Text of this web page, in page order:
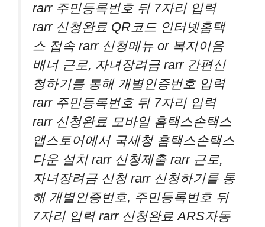
rarr 주민등록번호 뒤 7자리 입력
rarr 신청완료 QR코드 인터넷홈택
스 접속 rarr 신청메뉴 or 복지이음
배너 근로, 자녀장려금 rarr 간편신
청하기를 통해 개별인증번호 입력
rarr 주민등록번호 뒤 7자리 입력
rarr 신청완료 모바일 홈택스손택스
앱스토어에서 국세청 홈택스손택스
다운 설치 rarr 신청제출 rarr 근로,
자녀장려금 신청 rarr 신청하기를 통
해 개별인증번호, 주민등록번호 뒤
7자리 입력 rarr 신청완료 ARS자동